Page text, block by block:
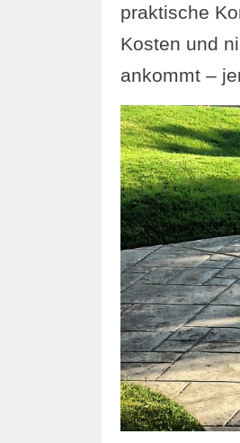
praktische
Kosten und
ankommt –